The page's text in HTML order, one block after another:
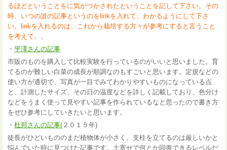
るほどということをに気がつかされたということを記して下さい。その
時、いつの誰の記事というのをlinkを入れて、わかるようにして下さ
い。linkを入れるのは、これから栽培する方々が参考にすると言うこと
を考えて。。
・平澤さんの記事
市販のものを購入して比較実験を行っているのがいいと思いました。育
てるのが難しい白菜の成長が順調なのもすごいと思います。定規などの
使い方が適切で、写真が一目でみてわかりやすいものになっている点
と、計測したサイズ、その日の温度などを詳しく記載しており、色分け
などをうまく使って見やすい記事を作られているなと思ったので書き方
をぜひ参考にしていきたいと思います。
・杜邦さんの記事( ２０１５年)
徒長がひどいもののまだ植物体が小さく、支柱を立てるのは厳しいかと
悩んでいた時に見つけた記事です。土寄せで何とか回復できるレベルだ